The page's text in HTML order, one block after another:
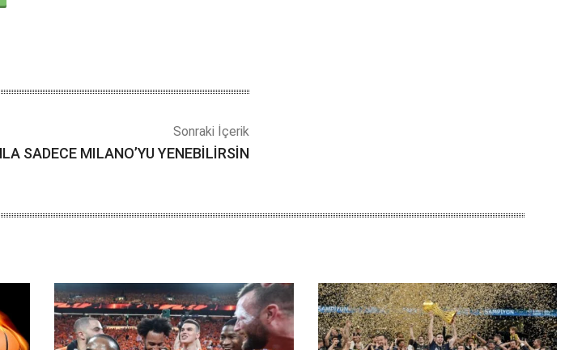
Sonraki İçerik
SADECE MILANO’YU YENEBİLİRSİN